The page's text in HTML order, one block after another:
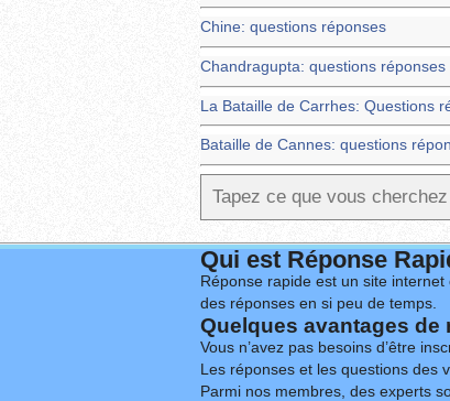
Chine: questions réponses
Chandragupta: questions réponses
La Bataille de Carrhes: Questions
Bataille de Cannes: questions
Qui est Réponse
Réponse rapide est un site
des réponses en si peu de temps.
Quelques avantages de
Vous n’avez pas besoins d’être
Les réponses et les questions des
Parmi nos membres, des experts